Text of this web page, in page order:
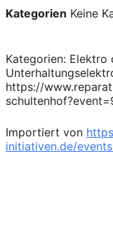
Kategorien Keine
Kategorien: Elektro
https://
Importiert von
initiativen.de/